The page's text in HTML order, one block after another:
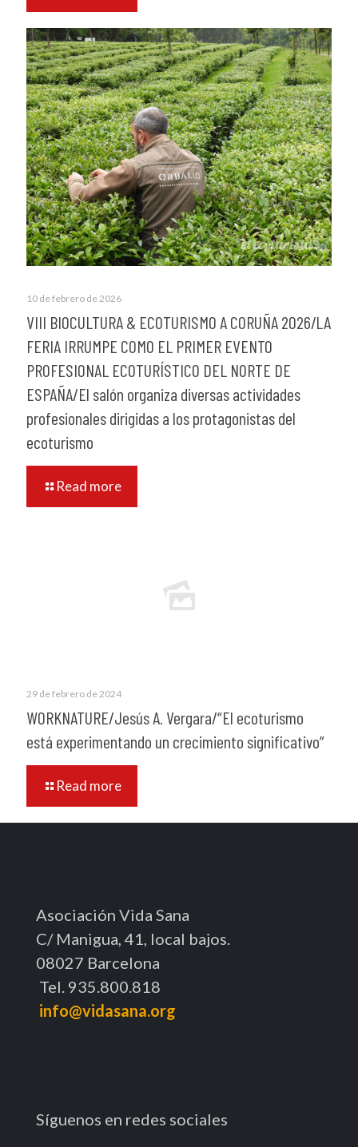
10 de febrero de 2026
VIII BIOCULTURA & ECOTURISMO A CORUÑA 2026/LA
FERIA IRRUMPE COMO EL PRIMER EVENTO
PROFESIONAL ECOTURÍSTICO DEL NORTE DE
ESPAÑA/El salón organiza diversas actividades
profesionales dirigidas a los protagonistas del
ecoturismo
Read more
29 de febrero de 2024
WORKNATURE/Jesús A. Vergara/“El ecoturismo
está experimentando un crecimiento significativo”
Read more
Asociación Vida Sana
C/ Manigua, 41, local bajos.
08027 Barcelona
Tel. 935.800.818
info@vidasana.org
Síguenos en redes sociales